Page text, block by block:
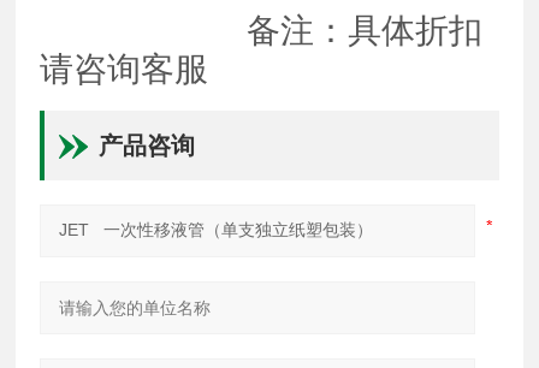
备注：具体折扣
请咨询客服
产品咨询